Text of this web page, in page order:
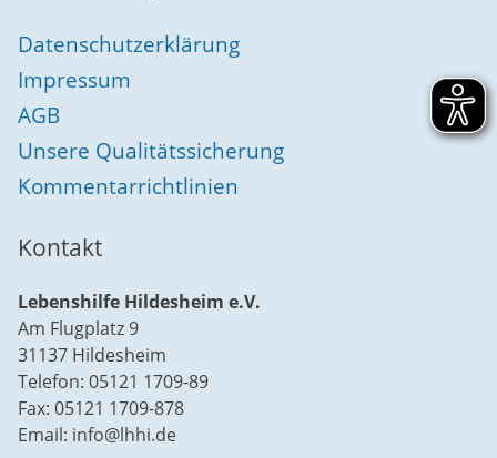
Datenschutzerklärung
Impressum
AGB
Unsere Qualitätssicherung
Kommentarrichtlinien
Kontakt
Lebenshilfe Hildesheim e.V.
Am Flugplatz 9
31137 Hildesheim
Telefon: 05121 1709-89
Fax: 05121 1709-878
Email: info@lhhi.de